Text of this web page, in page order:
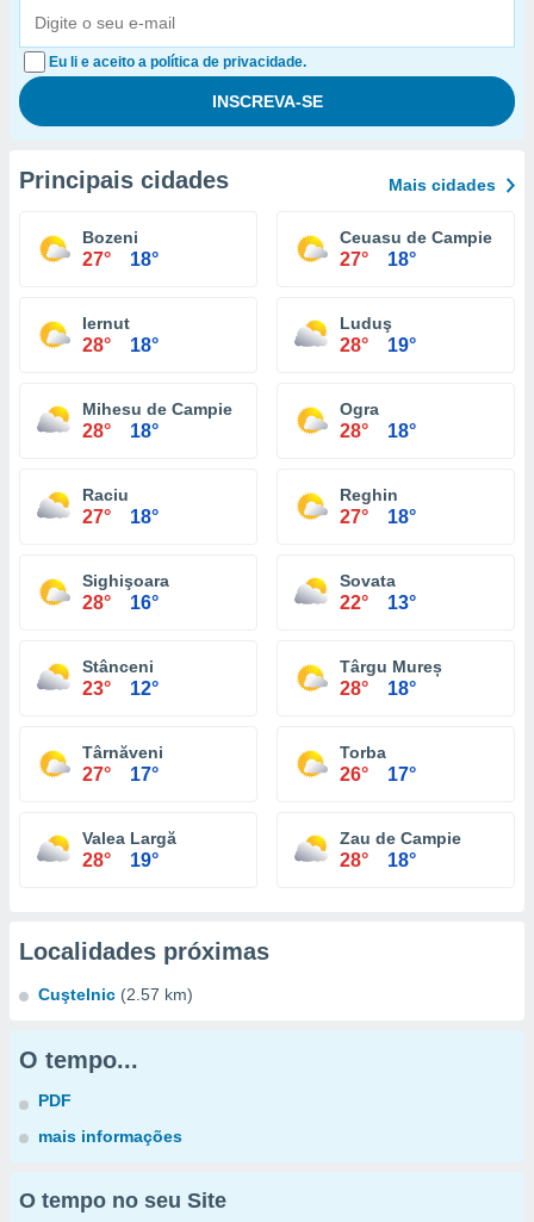
Eu li e aceito a política de privacidade.
Principais cidades Mais cidades
Bozeni
27° 18°
Ceuasu de Campie
27° 18°
Iernut
28° 18°
Luduş
28° 19°
Mihesu de Campie
28° 18°
Ogra
28° 18°
Raciu
27° 18°
Reghin
27° 18°
Sighişoara
28° 16°
Sovata
22° 13°
Stânceni
23° 12°
Târgu Mureș
28° 18°
Târnăveni
27° 17°
Torba
26° 17°
Valea Largă
28° 19°
Zau de Campie
28° 18°
Localidades próximas
Cuştelnic (2.57 km)
O tempo...
PDF
mais informações
O tempo no seu Site